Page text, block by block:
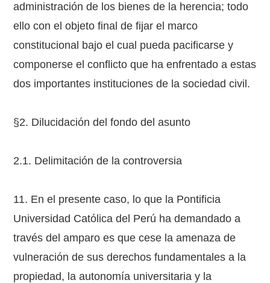
administración de los bienes de la herencia; todo
ello con el objeto final de fijar el marco
constitucional bajo el cual pueda pacificarse y
componerse el conflicto que ha enfrentado a estas
dos importantes instituciones de la sociedad civil.
§2. Dilucidación del fondo del asunto
2.1. Delimitación de la controversia
11. En el presente caso, lo que la Pontificia
Universidad Católica del Perú ha demandado a
través del amparo es que cese la amenaza de
vulneración de sus derechos fundamentales a la
propiedad, la autonomía universitaria y la